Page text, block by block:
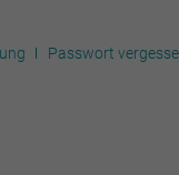
Passwort